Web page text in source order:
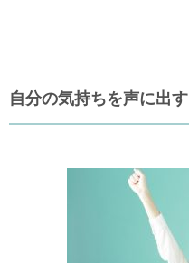
自分の気持ちを声に出す